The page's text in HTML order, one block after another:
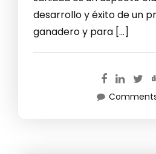
desarrollo y éxito de un
ganadero y para […]